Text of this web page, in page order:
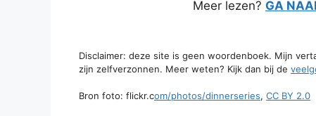
Meer lezen? GA
Disclaimer: deze site is geen woordenboek. Mijn
zijn zelfverzonnen. Meer weten? Kijk dan bij de
Bron foto: flickr.com/photos/dinnerseries, CC BY 2.0